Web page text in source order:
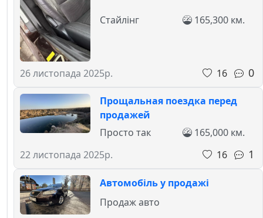
26 листопада 2025р.
Стайлінг 165,300 км.
16 0
Прощальная поездка перед
продажей
22 листопада 2025р.
Просто так
165,000 км.
16
1
Автомобіль у продажі
Продаж авто